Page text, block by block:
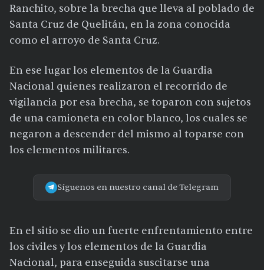
Ranchito, sobre la brecha que lleva al poblado de
Santa Cruz de Quelitán, en la zona conocida
como el arroyo de Santa Cruz.
En ese lugar los elementos de la Guardia
Nacional quienes realizaron el recorrido de
vigilancia por esa brecha, se toparon con sujetos
de una camioneta en color blanco, los cuales se
negaron a descender del mismo al toparse con
los elementos militares.
Síguenos en nuestro canal de Telegram
En el sitio se dio un fuerte enfrentamiento entre
los civiles y los elementos de la Guardia
Nacional, para enseguida suscitarse una